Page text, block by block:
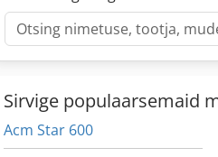
Sirvige populaarsemaid
Acm Star 600